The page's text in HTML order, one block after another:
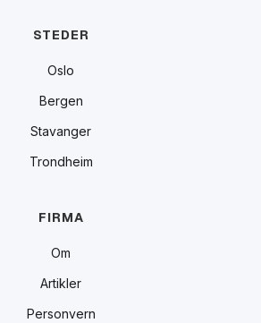
STEDER
Oslo
Bergen
Stavanger
Trondheim
FIRMA
Om
Artikler
Personvern